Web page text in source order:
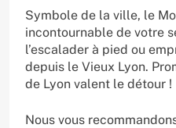
Symbole de la ville, le
incontournable de votre
l’escalader à pied ou
depuis le Vieux Lyon.
de Lyon valent le détour !
Nous vous